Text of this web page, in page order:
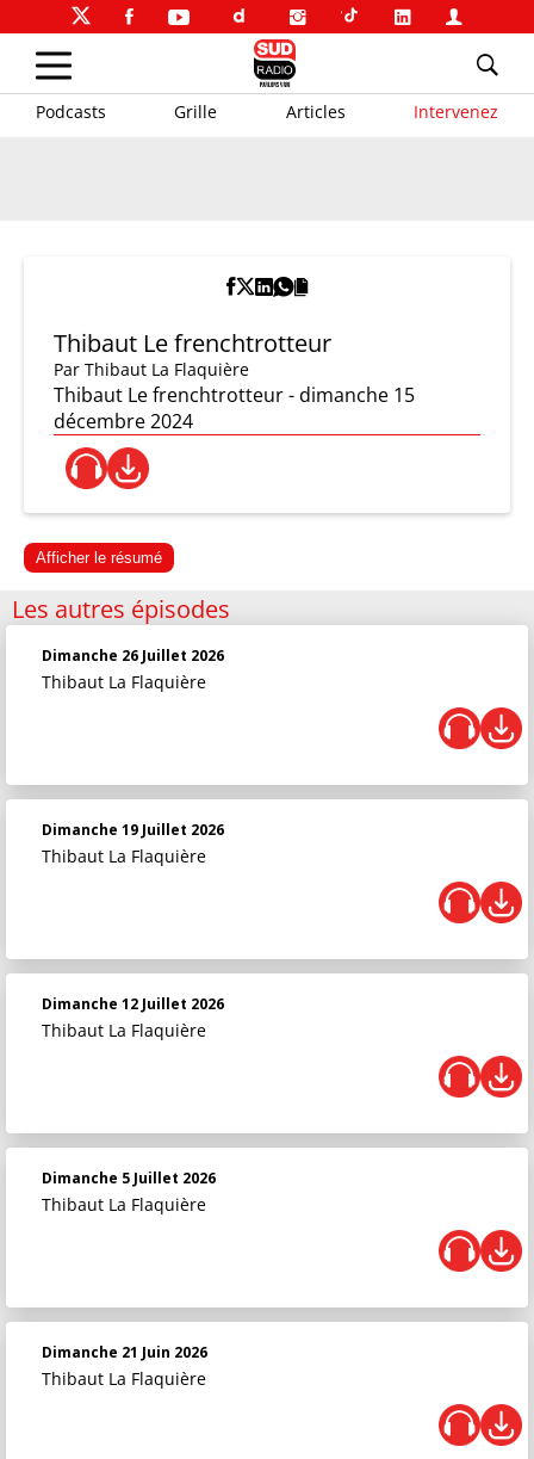
Podcasts Grille Articles Intervenez
Thibaut Le frenchtrotteur
Par Thibaut La Flaquière
Thibaut Le frenchtrotteur - dimanche 15
décembre 2024
Afficher le résumé
Les autres épisodes
Dimanche 26 Juillet 2026
Thibaut La Flaquière
Dimanche 19 Juillet 2026
Thibaut La Flaquière
Dimanche 12 Juillet 2026
Thibaut La Flaquière
Dimanche 5 Juillet 2026
Thibaut La Flaquière
Dimanche 21 Juin 2026
Thibaut La Flaquière